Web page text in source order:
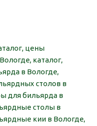
цены
каталог,
в Вологде,
столов в
для бильярда в
столы в
кии в Вологде,